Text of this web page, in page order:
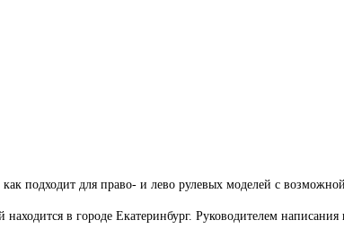
подходит для право- и лево рулевых моделей с
в городе Екатеринбург. Руководителем